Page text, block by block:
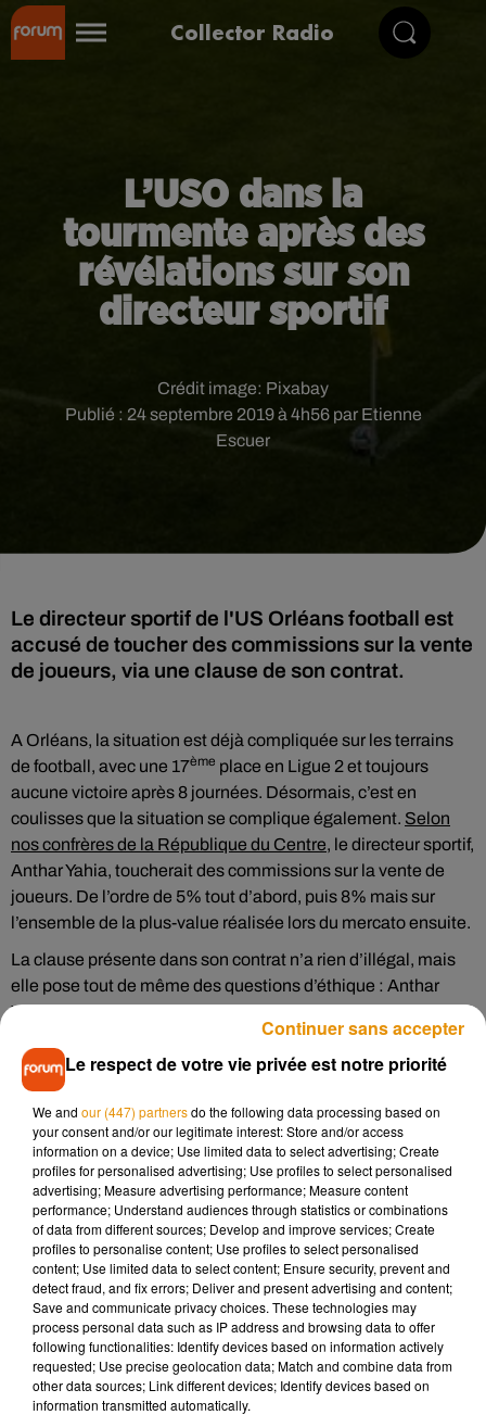
Collector Radio
L’USO dans la
tourmente après des
révélations sur son
directeur sportif
Publié : 24 septembre 2019 à 4h56 par Etienne
Escuer
Crédit image: Pixabay
Le directeur sportif de l'US Orléans football est
accusé de toucher des commissions sur la vente
de joueurs, via une clause de son contrat.
A Orléans, la situation est déjà compliquée sur les terrains
de football, avec une 17ème place en Ligue 2 et toujours
aucune victoire après 8 journées. Désormais, c’est en
coulisses que la situation se complique également. Selon
nos confrères de la République du Centre, le directeur sportif,
Anthar Yahia, toucherait des commissions sur la vente de
joueurs. De l’ordre de 5% tout d’abord, puis 8% mais sur
l’ensemble de la plus-value réalisée lors du mercato ensuite.
La clause présente dans son contrat n’a rien d’illégal, mais
elle pose tout de même des questions d’éthique : Anthar
Yahia ne risquerait-il pas de favoriser la vente de joueurs pour
son intérêt personnel, au lieu de l’intérêt sportif ? Depuis la
prise de fonction d’Anthar Yahia, l’USO a d’ailleurs vendu
cinq joueurs, mais n’a réalisé aucun achat, préférant miser
sur le recrutement de jeunes joueurs des divisions
inférieures.
Du côté de la présidence de l’USO, on assure que la pratique
n’est pas isolée dans le monde du football. Philippe Boutron
dénonce une volonté de déstabiliser le club etsoutient son
directeur sportif.
Musique
Le respect de votre vie privée est notre priorité
We and our (447) partnersdo the following data processing based on
your consent and/or our legitimate interest: Store and/or access
information on a device; Use limited data to select advertising; Create
profiles for personalised advertising; Use profiles to select personalised
advertising; Measure advertising performance; Measure content
performance; Understand audiences through statistics or combinations
of data from different sources; Develop and improve services; Create
profiles to personalise content; Use profiles to select personalised
content; Use limited data to select content; Ensure security, prevent and
detect fraud, and fix errors; Deliver and present advertising and content;
Save and communicate privacy choices. These technologies may
process personal data such as IP address and browsing data to offer
following functionalities: Identify devices based on information actively
requested; Use precise geolocation data; Match and combine data from
other data sources; Link different devices; Identify devices based on
information transmitted automatically.
Continuer sans accepter